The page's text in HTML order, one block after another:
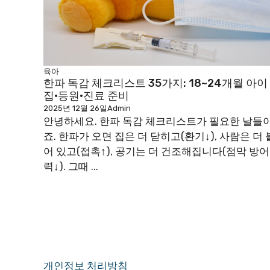
육아
한파 독감 체크리스트 35가지: 18~24개월 아이
집·등원·진료 준비
2025년 12월 26일Admin
안녕하세요. 한파 독감 체크리스트가 필요한 날들
죠. 한파가 오면 집은 더 닫히고(환기↓), 사람은 더
어 있고(접촉↑), 공기는 더 건조해집니다(점막 방어
력↓). 그때 ...
개인정보 처리방침